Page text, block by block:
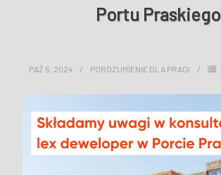
RADNI I ZARZĄD DZIELNICY
NASZE WYDAWNICTWA
WESPRZYJ NAS
Portu Praskiego
PAŹ 5, 2024 POROZUMIENIE DLA PRAGI